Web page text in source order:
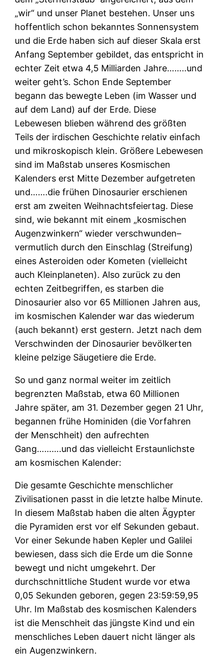
„wir“ und unser Planet bestehen. Unser uns
hoffentlich schon bekanntes Sonnensystem
und die Erde haben sich auf dieser Skala erst
Anfang September gebildet, das entspricht in
echter Zeit etwa 4,5 Milliarden Jahre……..und
weiter geht’s. Schon Ende September
begann das bewegte Leben (im Wasser und
auf dem Land) auf der Erde. Diese
Lebewesen blieben während des größten
Teils der irdischen Geschichte relativ einfach
und mikroskopisch klein. Größere Lebewesen
sind im Maßstab unseres Kosmischen
Kalenders erst Mitte Dezember aufgetreten
und…….die frühen Dinosaurier erschienen
erst am zweiten Weihnachtsfeiertag. Diese
sind, wie bekannt mit einem „kosmischen
Augenzwinkern“ wieder verschwunden–
vermutlich durch den Einschlag (Streifung)
eines Asteroiden oder Kometen (vielleicht
auch Kleinplaneten). Also zurück zu den
echten Zeitbegriffen, es starben die
Dinosaurier also vor 65 Millionen Jahren aus,
im kosmischen Kalender war das wiederum
(auch bekannt) erst gestern. Jetzt nach dem
Verschwinden der Dinosaurier bevölkerten
kleine pelzige Säugetiere die Erde.
So und ganz normal weiter im zeitlich
begrenzten Maßstab, etwa 60 Millionen
Jahre später, am 31. Dezember gegen 21 Uhr,
begannen frühe Hominiden (die Vorfahren
der Menschheit) den aufrechten
Gang……….und das vielleicht Erstaunlichste
am kosmischen Kalender:
Die gesamte Geschichte menschlicher
Zivilisationen passt in die letzte halbe Minute.
In diesem Maßstab haben die alten Ägypter
die Pyramiden erst vor elf Sekunden gebaut.
Vor einer Sekunde haben Kepler und Galilei
bewiesen, dass sich die Erde um die Sonne
bewegt und nicht umgekehrt. Der
durchschnittliche Student wurde vor etwa
0,05 Sekunden geboren, gegen 23:59:59,95
Uhr. Im Maßstab des kosmischen Kalenders
ist die Menschheit das jüngste Kind und ein
menschliches Leben dauert nicht länger als
ein Augenzwinkern.